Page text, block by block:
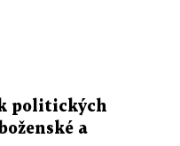
politických
a